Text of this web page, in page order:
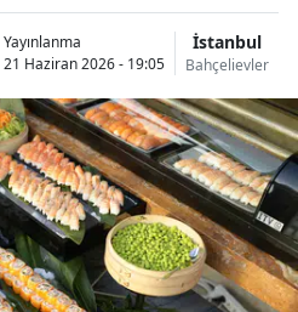
Yayınlanma
21 Haziran 2026 - 19:05
İstanbul
Bahçelievler